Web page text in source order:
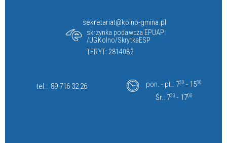
sekretariat@kolno-gmina.pl
skrzynka podawcza EPUAP:
/UGKolno/SkrytkaESP
TERYT: 2814082
tel.: 89 716 32 26 pon. - pt.: 730 - 1530
Śr.: 730 - 1700